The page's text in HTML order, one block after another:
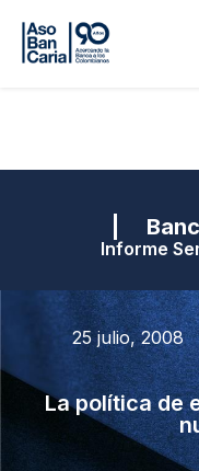
|
Informe
25 julio, 2008
La política de